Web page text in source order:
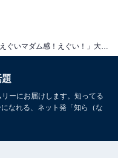
ーにお届けします。知ってる
なれる、ネット発「知ら（な